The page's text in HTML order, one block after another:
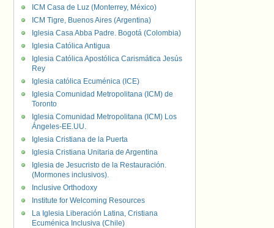
ICM Casa de Luz (Monterrey, México)
ICM Tigre, Buenos Aires (Argentina)
Iglesia Casa Abba Padre. Bogotá (Colombia)
Iglesia Católica Antigua
Iglesia Católica Apostólica Carismática Jesús
Rey
Iglesia católica Ecuménica (ICE)
Iglesia Comunidad Metropolitana (ICM) de
Toronto
Iglesia Comunidad Metropolitana (ICM) Los
Ángeles-EE.UU.
Iglesia Cristiana de la Puerta
Iglesia Cristiana Unitaria de Argentina
Iglesia de Jesucristo de la Restauración.
(Mormones inclusivos).
Inclusive Orthodoxy
Institute for Welcoming Resources
La Iglesia Liberación Latina, Cristiana
Ecuménica Inclusiva (Chile)